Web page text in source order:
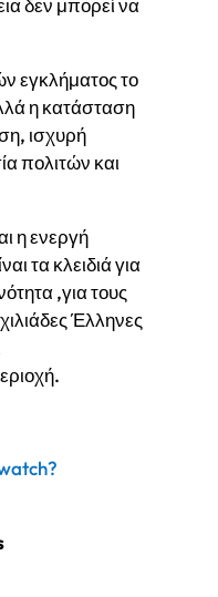
δεν μπορεί να
εγκλήματος το
η κατάσταση
ισχυρή
πολιτών και
η ενεργή
τα κλειδιά για
,για τους
Έλληνες